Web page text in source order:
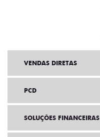
VENDAS DIRETAS
PCD
SOLUÇÕES FINANCEIRAS